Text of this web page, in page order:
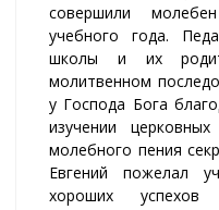
совершили
учебного года.
школы и их
молитвенном
у Господа Бога
изучении
молебного пения
Евгений пожелал
хороших